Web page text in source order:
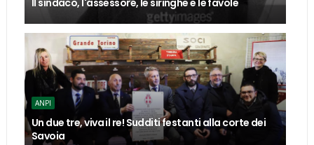
Il sindaco, l'assessore, le siringhe e le favole
ANPI
Un due tre, viva il re! Sudditi festanti alla corte dei
Savoia